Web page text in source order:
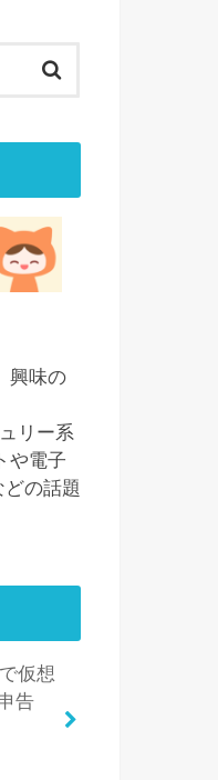
興味の
リー系
や電子
の話題
仮想
告